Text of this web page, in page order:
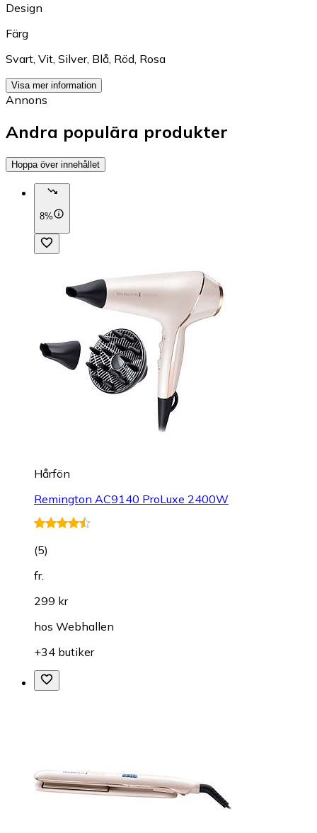
Design
Färg
Svart, Vit, Silver, Blå, Röd, Rosa
Visa mer information
Annons
Andra populära produkter
Hoppa över innehållet
8%
Hårfön
Remington AC9140 ProLuxe 2400W
(5)
fr.
299 kr
hos Webhallen
+34 butiker